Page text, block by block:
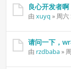
良心开发者啊
由 xuyq » 周六
请问一下，
由 rzdbaba»